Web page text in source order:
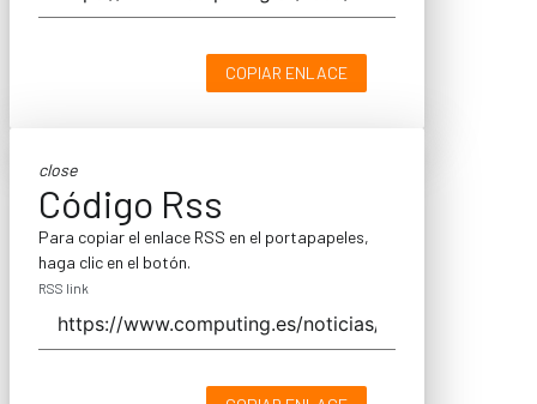
COPIAR ENLACE
close
Código Rss
Para copiar el enlace RSS en el portapapeles,
haga clic en el botón.
RSS link